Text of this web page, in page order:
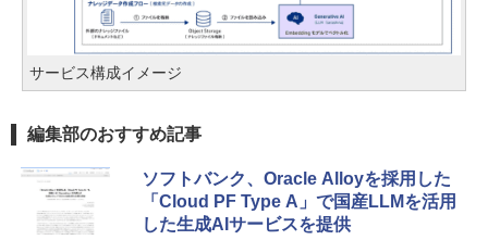
サービス構成イメージ
編集部のおすすめ記事
ソフトバンク、Oracle Alloyを採用した
「Cloud PF Type A」で国産LLMを活用
した生成AIサービスを提供